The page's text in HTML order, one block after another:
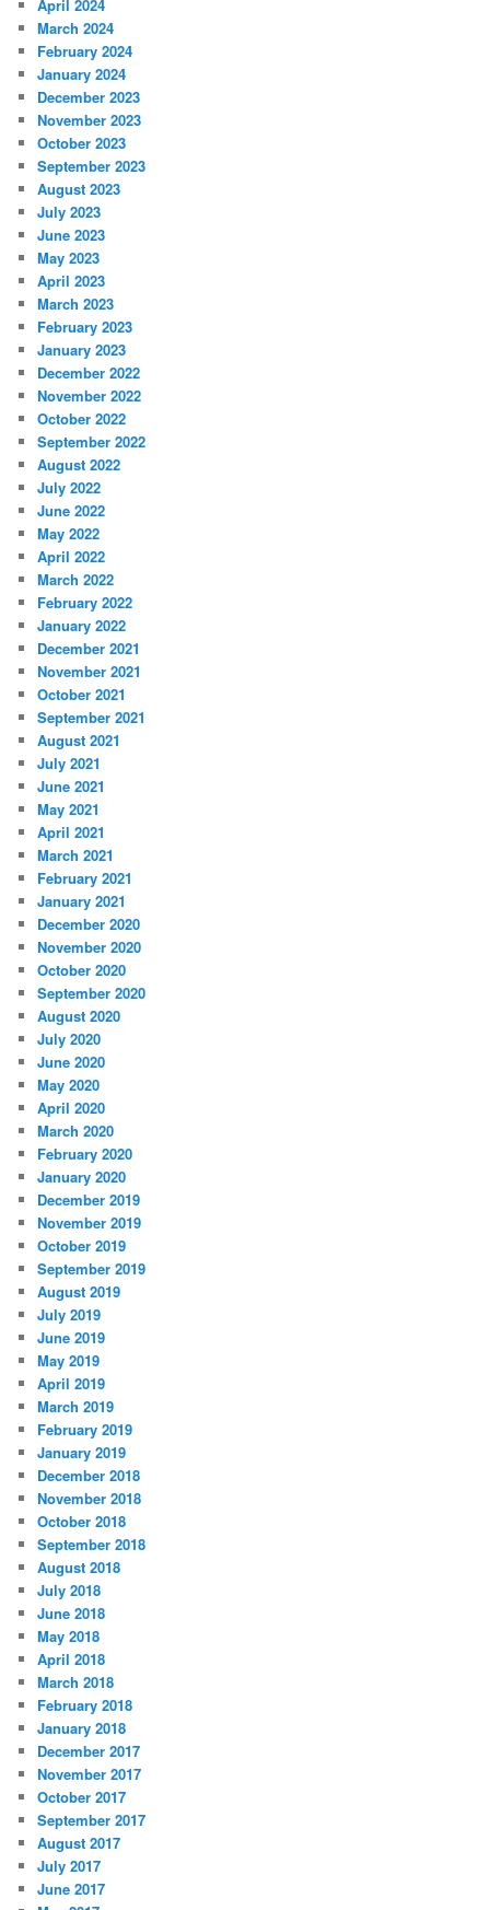
April 2024
March 2024
February 2024
January 2024
December 2023
November 2023
October 2023
September 2023
August 2023
July 2023
June 2023
May 2023
April 2023
March 2023
February 2023
January 2023
December 2022
November 2022
October 2022
September 2022
August 2022
July 2022
June 2022
May 2022
April 2022
March 2022
February 2022
January 2022
December 2021
November 2021
October 2021
September 2021
August 2021
July 2021
June 2021
May 2021
April 2021
March 2021
February 2021
January 2021
December 2020
November 2020
October 2020
September 2020
August 2020
July 2020
June 2020
May 2020
April 2020
March 2020
February 2020
January 2020
December 2019
November 2019
October 2019
September 2019
August 2019
July 2019
June 2019
May 2019
April 2019
March 2019
February 2019
January 2019
December 2018
November 2018
October 2018
September 2018
August 2018
July 2018
June 2018
May 2018
April 2018
March 2018
February 2018
January 2018
December 2017
November 2017
October 2017
September 2017
August 2017
July 2017
June 2017